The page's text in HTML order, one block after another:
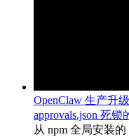
OpenClaw 生产升
approvals.json 死锁
从 npm 全局安装的